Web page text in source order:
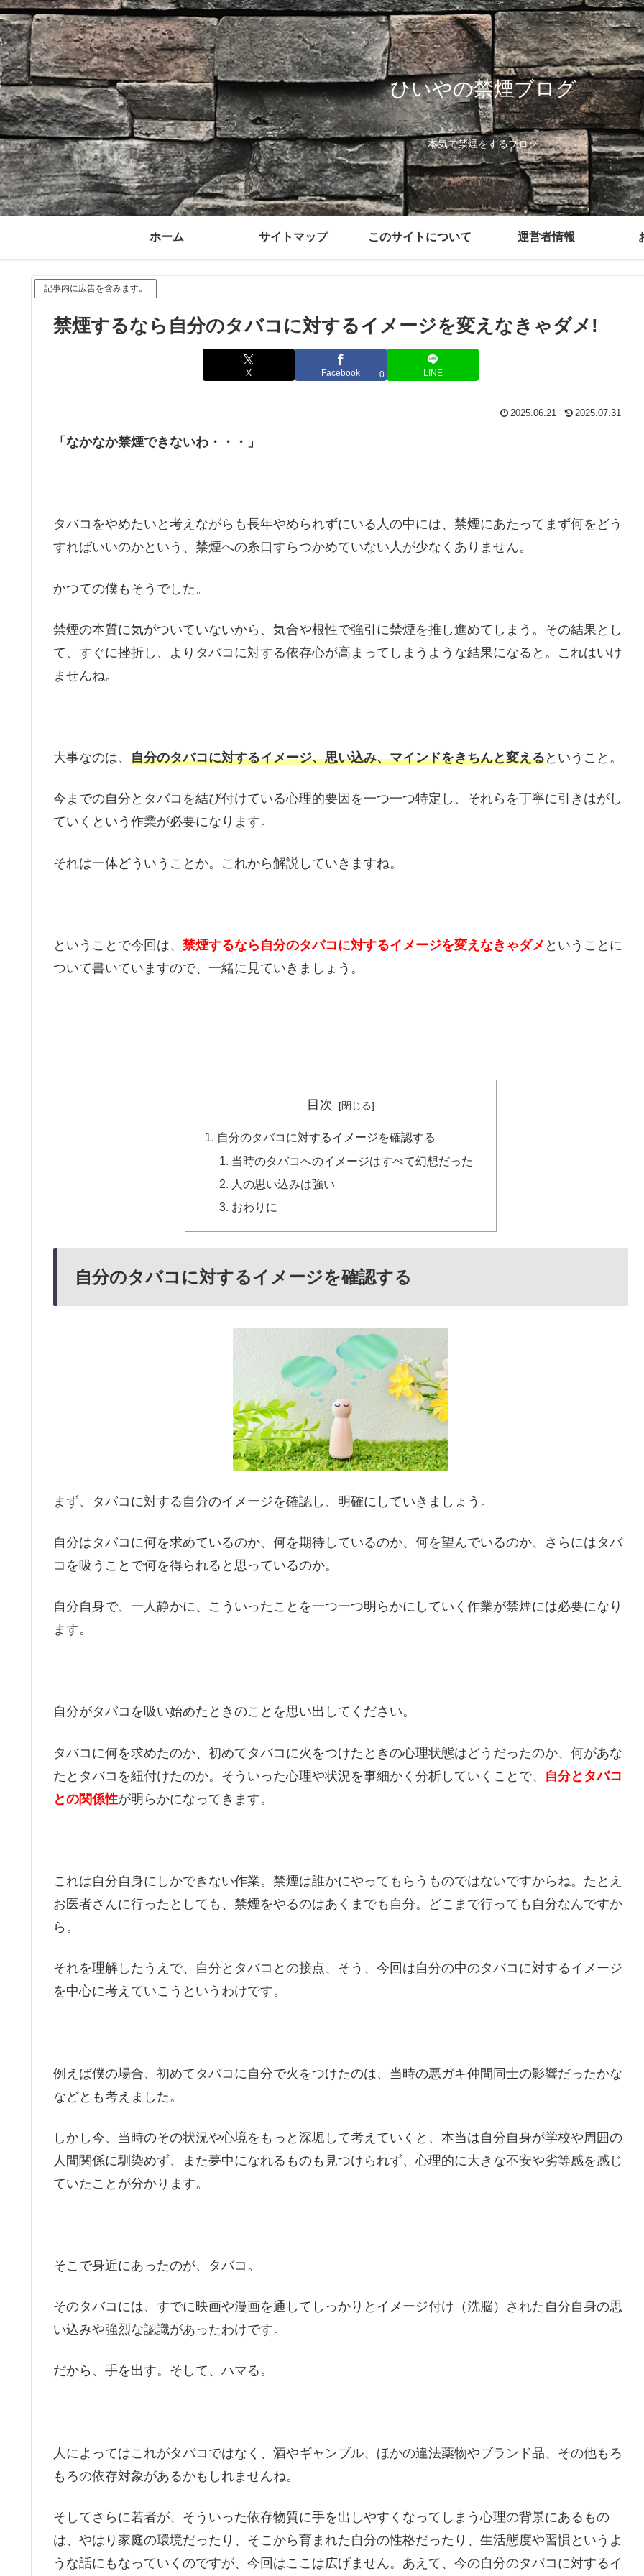
ひいやの禁煙ブログ
本気で禁煙をするブログ
ホーム サイトマップ このサイトについて 運営者情報
記事内に広告を含みます。
禁煙するなら自分のタバコに対するイメージを変えなきゃダメ!
X Facebook 0 LINE
2025.06.21 2025.07.31
「なかなか禁煙できないわ・・・」
タバコをやめたいと考えながらも長年やめられずにいる人の中には、禁煙にあたってまず何をどう
すればいいのかという、禁煙への糸口すらつかめていない人が少なくありません。
かつての僕もそうでした。
禁煙の本質に気がついていないから、気合や根性で強引に禁煙を推し進めてしまう。その結果とし
て、すぐに挫折し、よりタバコに対する依存心が高まってしまうような結果になると。これはいけ
ませんね。
大事なのは、 自分のタバコに対するイメージ、思い込み、マインドをきちんと変えるということ。
今までの自分とタバコを結び付けている心理的要因を一つ一つ特定し、それらを丁寧に引きはがし
ていくという作業が必要になります。
それは一体どういうことか。これから解説していきますね。
ということで今回は、 禁煙するなら自分のタバコに対するイメージを変えなきゃダメ ということに
ついて書いていますので、一緒に見ていきましょう。
目次
自分のタバコに対するイメージを確認する
当時のタバコへのイメージはすべて幻想だった
人の思い込みは強い
おわりに
自分のタバコに対するイメージを確認する
まず、タバコに対する自分のイメージを確認し、明確にしていきましょう。
自分はタバコに何を求めているのか、何を期待しているのか、何を望んでいるのか、さらにはタバ
コを吸うことで何を得られると思っているのか。
自分自身で、一人静かに、こういったことを一つ一つ明らかにしていく作業が禁煙には必要になり
ます。
自分がタバコを吸い始めたときのことを思い出してください。
タバコに何を求めたのか、初めてタバコに火をつけたときの心理状態はどうだったのか、何があな
たとタバコを紐付けたのか。そういった心理や状況を事細かく分析していくことで、 自分とタバコ
との関係性が明らかになってきます。
これは自分自身にしかできない作業。禁煙は誰かにやってもらうものではないですからね。たとえ
お医者さんに行ったとしても、禁煙をやるのはあくまでも自分。どこまで行っても自分なんですか
ら。
それを理解したうえで、自分とタバコとの接点、そう、今回は自分の中のタバコに対するイメージ
を中心に考えていこうというわけです。
例えば僕の場合、初めてタバコに自分で火をつけたのは、当時の悪ガキ仲間同士の影響だったかな
などとも考えました。
しかし今、当時のその状況や心境をもっと深堀して考えていくと、本当は自分自身が学校や周囲の
人間関係に馴染めず、また夢中になれるものも見つけられず、心理的に大きな不安や劣等感を感じ
ていたことが分かります。
そこで身近にあったのが、タバコ。
そのタバコには、すでに映画や漫画を通してしっかりとイメージ付け（洗脳）された自分自身の思
い込みや強烈な認識があったわけです。
だから、手を出す。そして、ハマる。
人によってはこれがタバコではなく、酒やギャンブル、ほかの違法薬物やブランド品、その他もろ
もろの依存対象があるかもしれませんね。
そしてさらに若者が、そういった依存物質に手を出しやすくなってしまう心理の背景にあるもの
は、やはり家庭の環境だったり、そこから育まれた自分の性格だったり、生活態度や習慣というよ
うな話にもなっていくのですが、今回はここは広げません。あえて、今の自分のタバコに対するイ